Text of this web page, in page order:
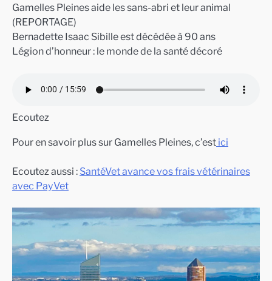
Gamelles Pleines aide les sans-abri et leur animal
(REPORTAGE)
Bernadette Isaac Sibille est décédée à 90 ans
Légion d’honneur : le monde de la santé décoré
Ecoutez
Pour en savoir plus sur Gamelles Pleines, c’est ici
Ecoutez aussi : SantéVet avance vos frais vétérinaires
avec PayVet